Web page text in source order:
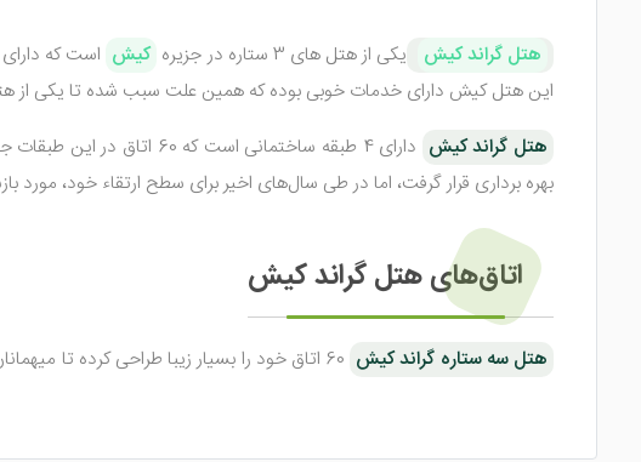
هتل گراند کیش یکی از هتل های 3 ستاره در جزیره کیش است که
این هتل کیش دارای خدمات خوبی بوده که همین علت سبب شده تا یکی
هتل گراند کیش
بهره برداری قرار گرفت، اما در طی سال‌های اخیر برای سطح ارتقاء خود، مورد
اتاق‌های هتل گراند کیش
هتل سه ستاره گراند کیش